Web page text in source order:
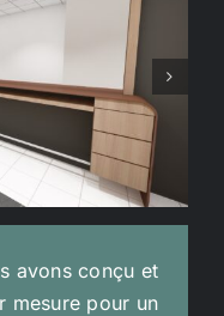
avons conçu et
mesure pour un